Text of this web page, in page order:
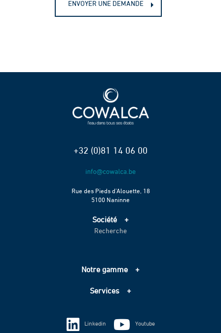
ENVOYER UNE DEMANDE
+32 (0)81 14 06 00
Rue des Pieds d’Alouette, 18
5100 Naninne
Société
Accueil
Échelle de performance CO2
Recherche
Notre gamme
Assainissement
Techniques spéciales
Services
Information sur les cookies
Vie privée
Linkedin Youtube